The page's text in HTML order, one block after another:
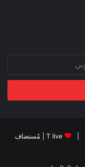
T live | مُستضاف